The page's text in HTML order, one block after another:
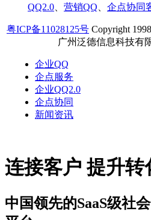
QQ2.0
营销QQ 企点协同
粤ICP备11028125号 Copyright
广州泛德信息科技有
企业QQ
企点服务
企业QQ2.0
企点协同
新闻资讯
连接客户 提升转
中国领先的SaaS级社